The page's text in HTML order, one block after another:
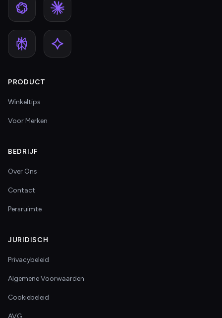
PRODUCT
Winkeltips
Voor Merken
BEDRIJF
Over Ons
Contact
Persruimte
JURIDISCH
Privacybeleid
Algemene Voorwaarden
Cookiebeleid
AVG